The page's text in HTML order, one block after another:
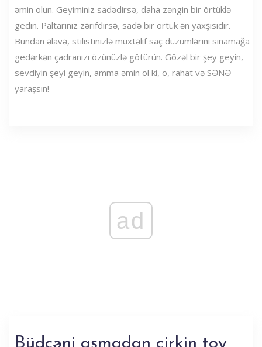
əmin olun. Geyiminiz sadədirsə, daha zəngin bir örtüklə
gedin. Paltarınız zərifdirsə, sadə bir örtük ən yaxşısıdır.
Bundan əlavə, stilistinizlə müxtəlif saç düzümlərini sınamağa
gedərkən çadranızı özünüzlə götürün. Gözəl bir şey geyin,
sevdiyin şeyi geyin, amma əmin ol ki, o, rahat və SƏNƏ
yaraşsın!
ad